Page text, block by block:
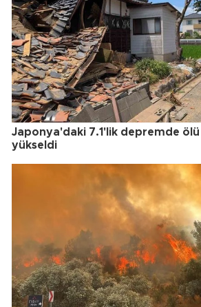
Japonya'daki 7.1'lik depremde ölü
yükseldi